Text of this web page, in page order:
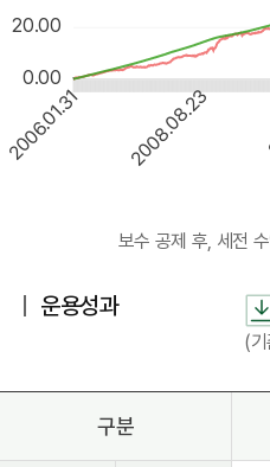
20.00
0.00
2006.01.31 2008.08.23
운용성과
(
구분